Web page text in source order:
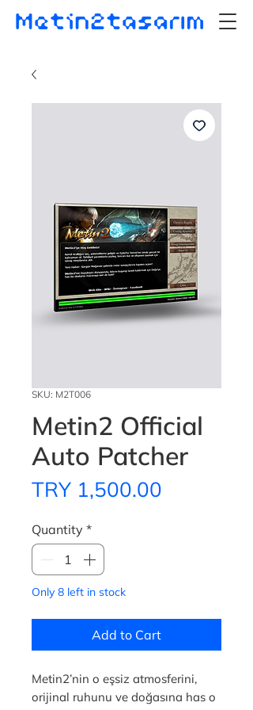
SKU: M2T006
Metin2 Official
Auto Patcher
TRY 1,500.00
Quantity *
Only 8 left in stock
Add to Cart
Metin2’nin o eşsiz atmosferini,
orijinal ruhunu ve doğasına has o